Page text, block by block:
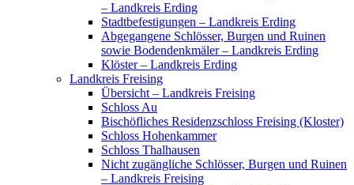
– Landkreis Erding
Stadtbefestigungen – Landkreis Erding
Abgegangene Schlösser, Burgen und Ruinen
sowie Bodendenkmäler – Landkreis Erding
Klöster – Landkreis Erding
Landkreis Freising
Übersicht – Landkreis Freising
Schloss Au
Bischöfliches Residenzschloss Freising (Kloster)
Schloss Hohenkammer
Schloss Thalhausen
Nicht zugängliche Schlösser, Burgen und Ruinen
– Landkreis Freising